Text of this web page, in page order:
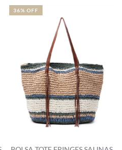
36% OFF